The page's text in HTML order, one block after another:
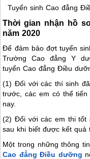
Tuyển sinh Cao đẳng
Thời gian nhận hồ
năm 2020
Để đảm bảo đợt tuyển
Trường Cao đẳng Y
tuyển Cao đẳng Điều
(1) Đối với các thí sinh
trước, các em có thể
nay.
(2) Đối với các em thi tốt
sau khi biết được kết quả
Một trong những thông
Cao đẳng Điều dưỡng